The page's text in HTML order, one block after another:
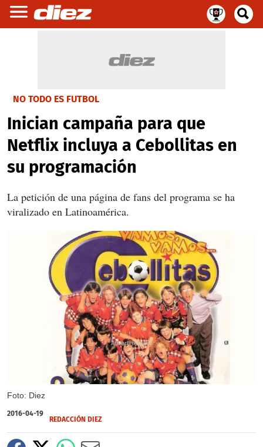
NO TODO ES FUTBOL
Inician campaña para que
Netflix incluya a Cebollitas en
su programación
La petición de una página de fans del programa se ha
viralizado en Latinoamérica.
Foto: Diez
X
2016-04-19
REDACCIÓN DIEZ